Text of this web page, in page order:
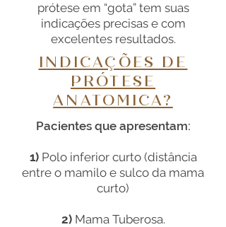
prótese em “gota” tem suas
indicações precisas e com
excelentes resultados.
INDICAÇÕES DE
PRÓTESE
ANATOMICA?
Pacientes que apresentam:
1)Polo inferior curto (distância
entre o mamilo e sulco da mama
curto)
2)Mama Tuberosa.